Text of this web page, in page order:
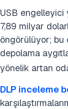
USB engelleyici
7,89 milyar
öngörülüyor; bu
depolama
yönelik artan
DLP inceleme
USB engelleme
SSS'ler
Daha fazla
Harici
Bu araştırmayı